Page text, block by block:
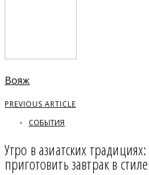
Вояж
PREVIOUS ARTICLE
СОБЫТИЯ
Утро в азиатских
приготовить завтрак в